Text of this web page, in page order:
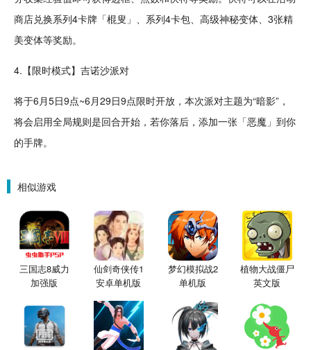
商店兑换系列4卡牌「棍叟」、系列4卡包、高级神秘变体、3张精
美变体等奖励。
4.【限时模式】吉诺沙派对
将于6月5日9点~6月29日9点限时开放，本次派对主题为“暗影”，
将会启用全局规则是回合开始，若你落后，添加一张「恶魔」到你
的手牌。
相似游戏
三国志8威力
加强版
仙剑奇侠传1
安卓单机版
梦幻模拟战2
单机版
植物大战僵尸
英文版